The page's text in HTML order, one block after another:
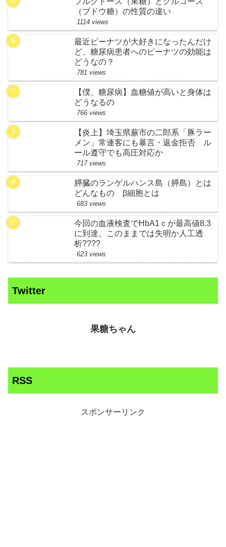
（ブドウ糖）の性質の違い
1114 views
最近ピーナツが大好きになったんだけ
ど、糖尿病患者へのピーナツの効能は
どうなの？
781 views
【僕、糖尿病】血糖値が高いと身体は
どうなるの
766 views
【炎上】埼玉県蕨市の二郎系「豚ラー
メン」常連客にも暴言・返金拒否 ル
ール遵守でも高圧対応か
717 views
膵臓のランゲルハンス島（膵島）とは
どんなもの β細胞とは
683 views
今回の血液検査でHbA1ｃが最高値8.3
に到達。このままでは失明か人工透
析????
623 views
Twitter
果糖ちゃん
RSS
スポンサーリンク